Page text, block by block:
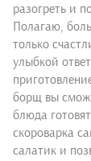
разогреть и
Полагаю,
только
улыбкой
борщ вы
блюда
скороварка
салатик и